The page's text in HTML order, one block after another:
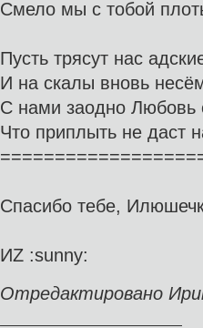
Смело мы с тобой
Пусть трясут нас
И на скалы вновь
С нами заодно Любовь
Что приплыть не даст
Спасибо тебе,
ИZ :sunny:
Отредактировано